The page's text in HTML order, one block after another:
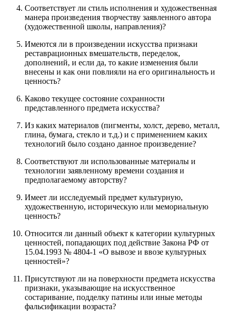
Соответствует ли стиль исполнения и художественная
манера произведения творчеству заявленного автора
(художественной школы, направления)?
Имеются ли в произведении искусства признаки
реставрационных вмешательств, переделок,
дополнений, и если да, то какие изменения были
внесены и как они повлияли на его оригинальность и
ценность?
Каково текущее состояние сохранности
представленного предмета искусства?
Из каких материалов (пигменты, холст, дерево, металл,
глина, бумага, стекло и т.д.) и с применением каких
технологий было создано данное произведение?
Соответствуют ли использованные материалы и
технологии заявленному времени создания и
предполагаемому авторству?
Имеет ли исследуемый предмет культурную,
художественную, историческую или мемориальную
ценность?
Относится ли данный объект к категории культурных
ценностей, попадающих под действие Закона РФ от
15.04.1993 № 4804-1 «О вывозе и ввозе культурных
ценностей»?
Присутствуют ли на поверхности предмета искусства
признаки, указывающие на искусственное
состаривание, подделку патины или иные методы
фальсификации возраста?